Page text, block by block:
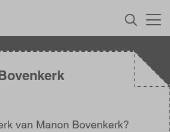
van Manon Bovenkerk?